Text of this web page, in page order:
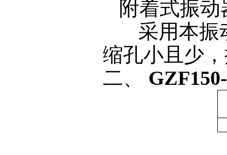
附着式振
采用本振
缩孔小且少
二、